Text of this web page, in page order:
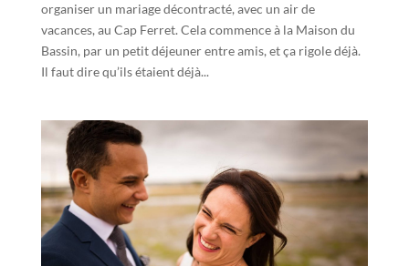
organiser un mariage décontracté, avec un air de
vacances, au Cap Ferret. Cela commence à la Maison du
Bassin, par un petit déjeuner entre amis, et ça rigole déjà.
Il faut dire qu’ils étaient déjà...